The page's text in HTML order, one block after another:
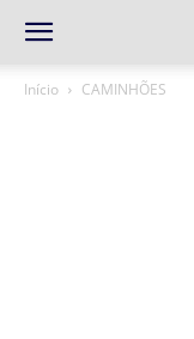
Início CAMINHÕES